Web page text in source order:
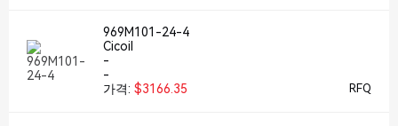
969M101-24-4
Cicoil
-
-
가격: $3166.35 RFQ